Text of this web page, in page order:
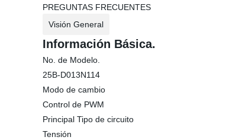
PREGUNTAS FRECUENTES
Visión General
Información Básica.
No. de Modelo.
25B-D013N114
Modo de cambio
Control de PWM
Principal Tipo de circuito
Tensión